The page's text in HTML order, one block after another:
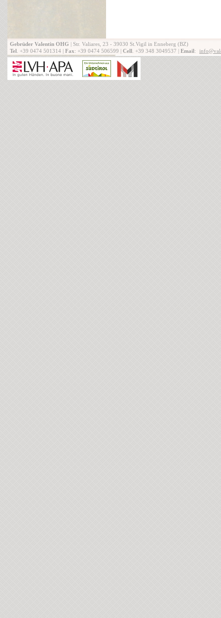
Gebrüder Valentin OHG | Str. Valiares, 23 - 39030 St.Vigil in Enneberg (BZ)
Tel . +39 0474 501314 | Fax: +39 0474 506599 | Cell . +39 348 3049537 | Email: